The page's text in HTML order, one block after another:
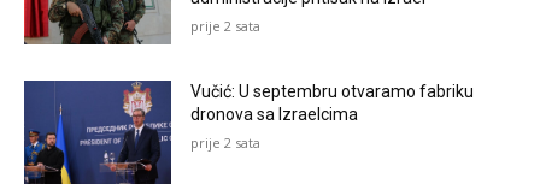
prije 2 sata
Vučić: U septembru otvaramo fabriku
dronova sa Izraelcima
prije 2 sata